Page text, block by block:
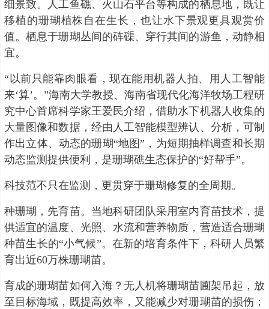
细景致。人工鱼礁、火山石平台等构成的栖息地，既让
移植的珊瑚植株自在生长，也让水下景观更具观赏价
值。栖息于珊瑚丛间的砗磲、穿行其间的游鱼，动静相
宜。
“以前只能靠肉眼看，现在能用机器人拍、用人工智能
来‘算’。”海南大学教授、海南省现代化海洋牧场工程研
究中心首席科学家王爱民介绍，借助水下机器人收集的
大量图像和数据，经由人工智能模型辨认、分析，可制
作出立体、动态的珊瑚“地图”，为短期抽样调查和长期
动态监测提供便利，是珊瑚礁生态保护的“好帮手”。
科技范不只在监测，更贯穿于珊瑚修复的全周期。
种珊瑚，先育苗。当地科研团队采用室内育苗技术，提
供适宜的温度、光照、水流和营养物质，营造适合珊瑚
种苗生长的“小气候”。在新的培育条件下，科研人员繁
育出近60万株珊瑚苗。
育成的珊瑚苗如何入海？无人机将珊瑚苗圃架吊起，放
至目标海域，既提高效率，又能减少对珊瑚苗的损伤；